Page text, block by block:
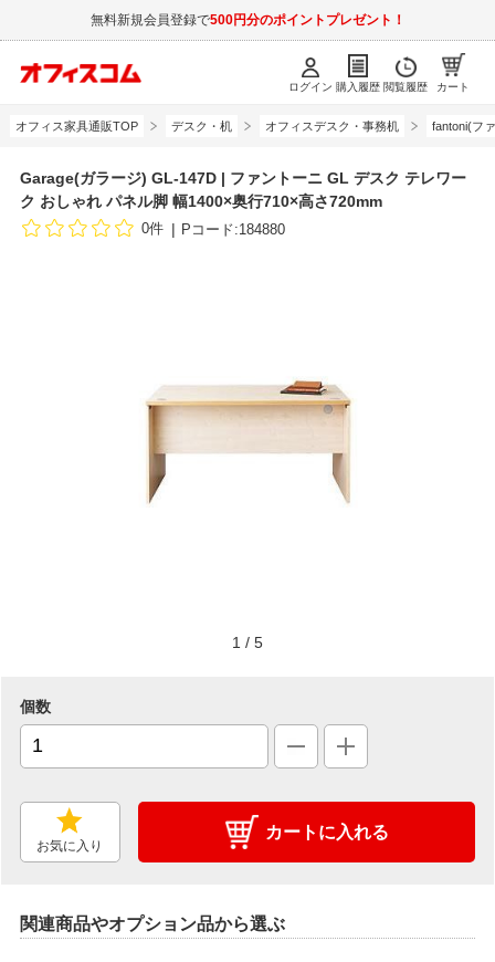
無料新規会員登録で500円分のポイントプレゼント！
ログイン 購入履歴 閲覧履歴 カート
オフィス家具通販TOP デスク・机 オフィスデスク・事務机 fantoni(フ
Garage(ガラージ) GL-147D | ファントーニ GL デスク テレワー
ク おしゃれ パネル脚 幅1400×奥行710×高さ720mm
0件 Pコード:184880
1 / 5
個数
お気に入り
カートに入れる
関連商品やオプション品から選ぶ